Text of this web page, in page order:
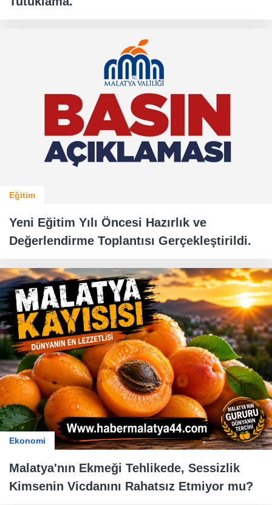
Eğitim
Yeni Eğitim Yılı Öncesi Hazırlık ve
Değerlendirme Toplantısı Gerçekleştirildi.
Ekonomi
Malatya'nın Ekmeği Tehlikede, Sessizlik
Kimsenin Vicdanını Rahatsız Etmiyor mu?